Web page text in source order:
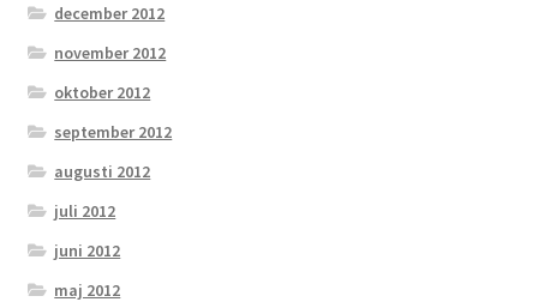
december 2012
november 2012
oktober 2012
september 2012
augusti 2012
juli 2012
juni 2012
maj 2012